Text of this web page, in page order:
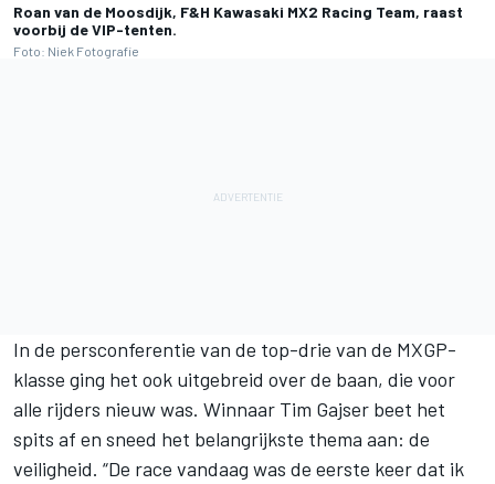
Roan van de Moosdijk, F&H Kawasaki MX2 Racing Team, raast
voorbij de VIP-tenten.
Foto: Niek Fotografie
In de persconferentie van de top-drie van de MXGP-
klasse ging het ook uitgebreid over de baan, die voor
alle rijders nieuw was. Winnaar Tim Gajser beet het
spits af en sneed het belangrijkste thema aan: de
veiligheid. “De race vandaag was de eerste keer dat ik